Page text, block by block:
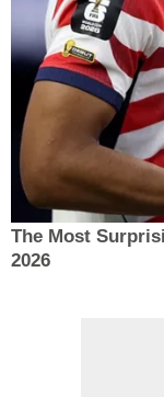
The Most
2026